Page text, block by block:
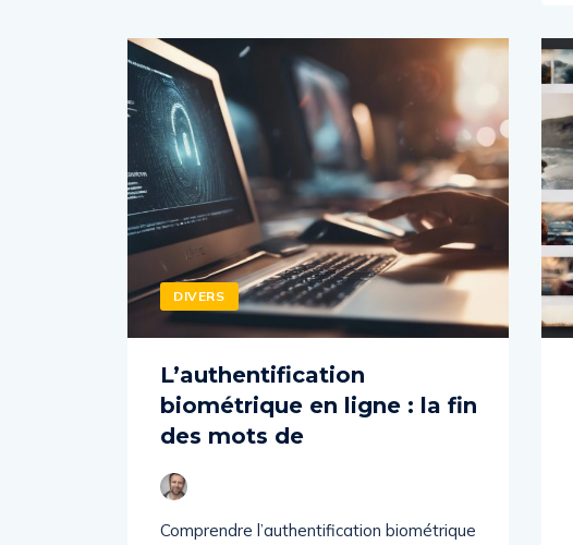
DIVERS
L’authentification
biométrique en ligne : la fin
des mots de
Comprendre l’authentification biométrique